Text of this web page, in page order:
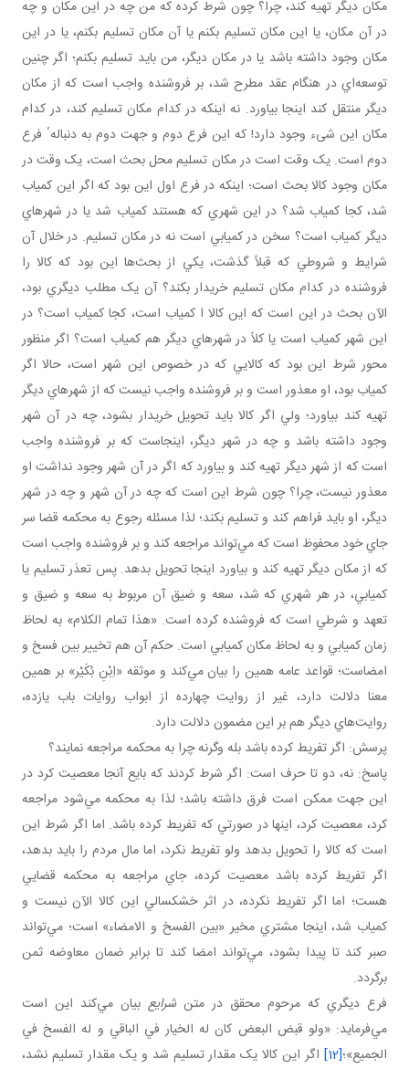
مکان ديگر تهيه کند، چرا؟ چون شرط کرده که من چه در اين مکان و چه
در آن مکان، يا اين مکان تسليم بکنم يا آن مکان تسليم بکنم، يا در اين
مکان وجود داشته باشد يا در مکان ديگر، من بايد تسليم بکنم؛ اگر چنين
توسعه‌اي در هنگام عقد مطرح شد، بر فروشنده واجب است که از مکان
ديگر منتقل کند اينجا بياورد. نه اينکه در کدام مکان تسليم کند، در کدام
مکان اين شیء وجود دارد! که اين فرع دوم و جهت دوم به دنبالهٴ فرع
دوم است. يک وقت است در مکان تسليم محل بحث است، يک وقت در
مکان وجود کالا بحث است؛ اينکه در فرع اول اين بود که اگر اين کمياب
شد، کجا کمياب شد؟ در اين شهري که هستند کمياب شد يا در شهرهاي
ديگر کمياب است؟ سخن در کميابي است نه در مکان تسليم. در خلال آن
شرايط و شروطي که قبلاً گذشت، يکي از بحث‌ها اين بود که کالا را
فروشنده در کدام مکان تسليم خريدار بکند؟ آن يک مطلب ديگري بود،
الآن بحث در اين است که اين کالا ا کمياب است، کجا کمياب است؟ در
اين شهر کمياب است يا کلاً در شهرهاي ديگر هم کمياب است؟ اگر منظور
محور شرط اين بود که کالايي که در خصوص اين شهر است، حالا اگر
کمياب بود، او معذور است و بر فروشنده واجب نيست که از شهرهاي ديگر
تهيه کند بياورد؛ ولي اگر کالا بايد تحويل خريدار بشود، چه در آن شهر
وجود داشته باشد و چه در شهر ديگر، اينجاست که بر فروشنده واجب
است که از شهر ديگر تهيه کند و بياورد که اگر در آن شهر وجود نداشت او
معذور نيست، چرا؟ چون شرط اين است که چه در آن شهر و چه در شهر
ديگر، او بايد فراهم کند و تسليم بکند؛ لذا مسئله رجوع به محکمه قضا سر
جاي خود محفوظ است که مي‌تواند مراجعه کند و بر فروشنده واجب است
که از مکان ديگر تهيه کند و بياورد اينجا تحويل بدهد. پس تعذر تسليم يا
کميابي، در هر شهري که شد، سعه و ضيق آن مربوط به سعه و ضيق و
تعهد و شرطي است که فروشنده کرده است. «هذا تمام الکلام» به لحاظ
زمان کميابي و به لحاظ مکان کميابي است. حکم آن هم تخيير بين فسخ و
امضاست؛ قواعد عامه همين را بيان مي‌کند و موثقه «اِبْنِ بُكَيْر» بر همين
معنا دلالت دارد، غير از روايت چهارده از ابواب روايات باب يازده،
روايت‌هاي ديگر هم بر اين مضمون دلالت دارد.
پرسش: اگر تفريط کرده باشد بله وگرنه چرا به محکمه مراجعه نمايند؟
پاسخ: نه، دو تا حرف است: اگر شرط کردند که بايع آنجا معصيت کرد در
اين جهت ممکن است فرق داشته باشد؛ لذا به محکمه مي‌شود مراجعه
کرد، معصيت کرد، اينها در صورتي که تفريط کرده باشد. اما اگر شرط اين
است که کالا را تحويل بدهد ولو تفريط نکرد، اما مال مردم را بايد بدهد،
اگر تفريط کرده باشد معصيت کرده، جاي مراجعه به محکمه قضايي
هست؛ اما اگر تفريط نکرده، در اثر خشکسالي اين کالا الآن نيست و
کمياب شد، اينجا مشتري مخير «بين الفسخ و الامضاء» است؛ مي‌تواند
صبر کند تا پيدا بشود، مي‌تواند امضا کند تا برابر ضمان معاوضه ثمن
برگردد.
فرع ديگري که مرحوم محقق در متن شرايع بيان مي‌کند اين است
مي‌فرمايد: «ولو قبض البعض کان له الخيار في الباقي و له الفسخ في
الجميع»؛[12]
اگر اين کالا يک مقدار تسليم شد و يک مقدار تسليم نشد،